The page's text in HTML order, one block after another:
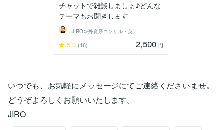
チャットで雑談しましょ♪どんな
テーマもお聞きします
5.0 (16) 2,500円
いつでも、お気軽にメッセージにてご連絡くださいませ。
どうぞよろしくお願いいたします。
JIRO